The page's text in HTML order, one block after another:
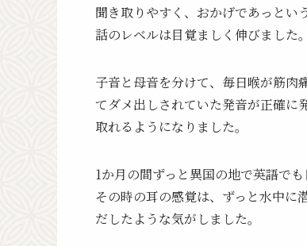
聞き取りやすく、おかげであっとい
話のレベルは目覚ましく伸びました。
子音と母音を分けて、毎日喉が筋肉
てダメ出しされていた発音が正確
取れるようになりました。
1か月の間ずっと異国の地で英語で
その時の耳の感覚は、ずっと水中に
だしたような気がしました。